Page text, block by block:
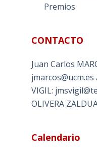
Premios
CONTACTO
Juan Carlos
VIGIL:
OLIVERA
Calendario